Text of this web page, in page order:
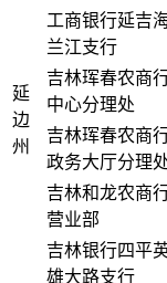
延
边
州
工商银行延吉
兰江支行
吉林珲春农商
中心分理处
吉林珲春农商
政务大厅分理
吉林和龙农商
营业部
吉林银行四平
雄大路支行